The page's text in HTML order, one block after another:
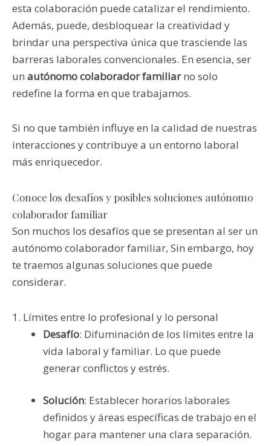
esta colaboración puede catalizar el rendimiento.
Además, puede, desbloquear la creatividad y
brindar una perspectiva única que trasciende las
barreras laborales convencionales. En esencia, ser
un autónomo colaborador familiarno solo
redefine la forma en que trabajamos.
Si no que también influye en la calidad de nuestras
interacciones y contribuye a un entorno laboral
más enriquecedor.
Conoce los desafíos y posibles soluciones autónomo
colaborador familiar
Son muchos los desafíos que se presentan al ser un
autónomo colaborador familiar, Sin embargo, hoy
te traemos algunas soluciones que puede
considerar.
1. Límites entre lo profesional y lo personal
Desafío: Difuminación de los límites entre la
vida laboral y familiar. Lo que puede
generar conflictos y estrés.
Solución: Establecer horarios laborales
definidos y áreas específicas de trabajo en el
hogar para mantener una clara separación.